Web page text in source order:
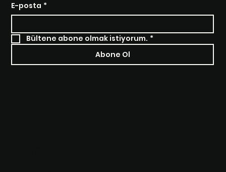
E-posta *
Bültene abone olmak istiyorum. *
Abone Ol